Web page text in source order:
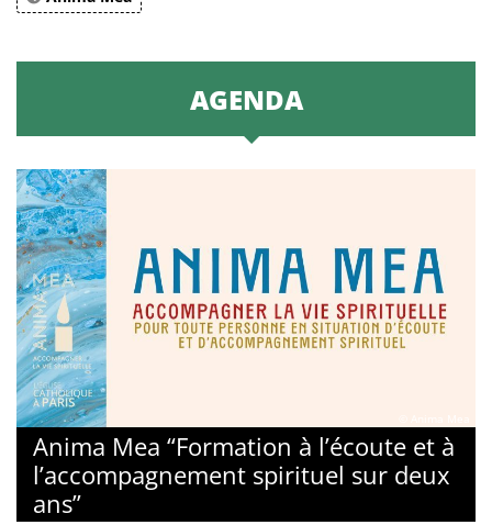
AGENDA
Anima Mea “Formation à l’écoute et à
l’accompagnement spirituel sur deux
ans”